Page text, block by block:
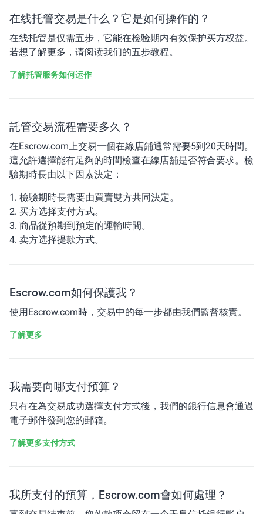
在线托管交易是什么？它是如何操作的？
在线托管是仅需五步，它能在检验期内有效保护买方权益。
若想了解更多，请阅读我们的五步教程。
了解托管服务如何运作
託管交易流程需要多久？
在Escrow.com上交易一個在線店鋪通常需要5到20天時間。
這允許選擇能有足夠的時間檢查在線店舖是否符合要求。檢
驗期時長由以下因素決定：
1. 檢驗期時長需要由買賣雙方共同決定。
2. 买方选择支付方式。
3. 商品從預期到預定的運輸時間。
4. 卖方选择提款方式。
Escrow.com如何保護我？
使用Escrow.com時，交易中的每一步都由我們監督核實。
了解更多
我需要向哪支付預算？
只有在為交易成功選擇支付方式後，我們的銀行信息會通過
電子郵件發到您的郵箱。
了解更多支付方式
我所支付的預算，Escrow.com會如何處理？